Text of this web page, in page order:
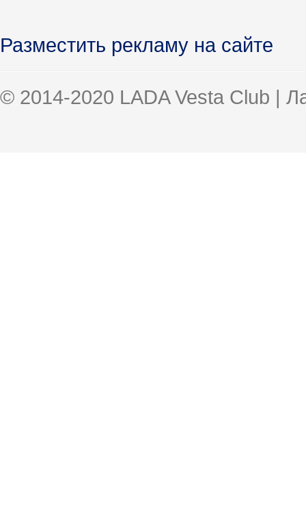
Разместить рекламу на сайте
© 2014-2020 LADA Vesta Club |